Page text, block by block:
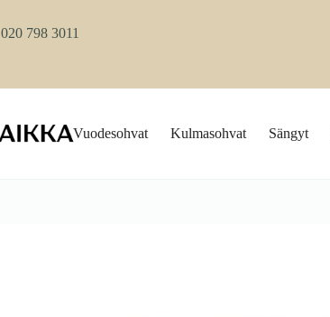
020 798 3011
Vuodesohvat Kulmasohvat Sängyt